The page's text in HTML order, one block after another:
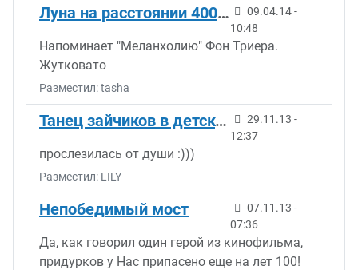
Луна на расстоянии 400 км от Земли.
09.04.14 -
10:48
Напоминает "Меланхолию" Фон Триера.
Жутковато
Разместил: tasha
Танец зайчиков в детском саду
29.11.13 -
12:37
прослезилась от души :)))
Разместил: LILY
Непобедимый мост
07.11.13 -
07:36
Да, как говорил один герой из кинофильма,
придурков у Нас припасено еще на лет 100!